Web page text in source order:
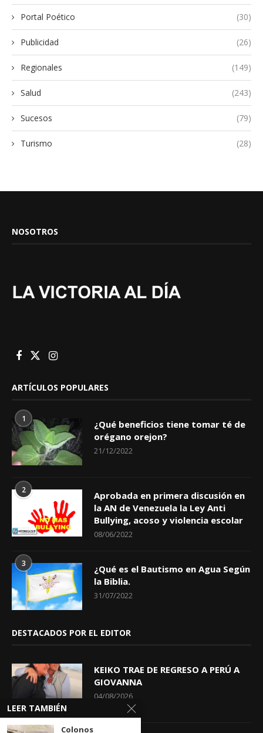
Portal Poético (30)
Publicidad (26)
Regionales (149)
Salud (243)
Sucesos (79)
Turismo (28)
NOSOTROS
ARTÍCULOS POPULARES
1
¿Qué beneficios tiene tomar té de
orégano orejon?
21/12/2022
2
Aprobada en primera discusión en
la AN de Venezuela la Ley Anti
Bullying, acoso y violencia escolar
08/06/2022
3
¿Qué es el Bautismo en Agua Según
la Biblia.
31/07/2022
DESTACADOS POR EL EDITOR
KEIKO TRAE DE REGRESO A PERÚ A
GIOVANNA
04/08/2026
LEER TAMBIÉN
Colonos